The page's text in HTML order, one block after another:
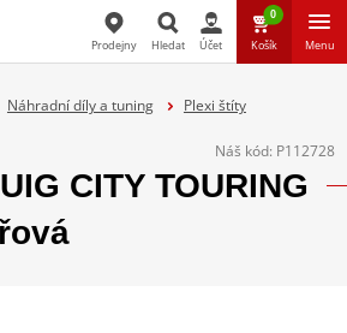
Prodejny Hledat Účet
0
Košík Menu
Náhradní díly a tuning
Plexi štíty
Náš kód: P112728
CITY TOURING